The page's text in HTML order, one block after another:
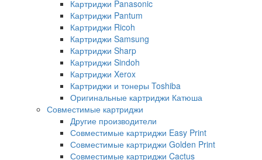
Картриджи Panasonic
Картриджи Pantum
Картриджи Ricoh
Картриджи Samsung
Картриджи Sharp
Картриджи Sindoh
Картриджи Xerox
Картриджи и тонеры Toshiba
Оригинальные картриджи Катюша
Совместимые картриджи
Другие производители
Совместимые картриджи Easy Print
Совместимые картриджи Golden Print
Совместимые картриджи Cactus